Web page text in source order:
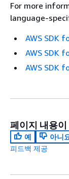
For more
language-
AWS SDK
AWS SDK
AWS SDK
페이지 내용
예
아니
피드백 제공